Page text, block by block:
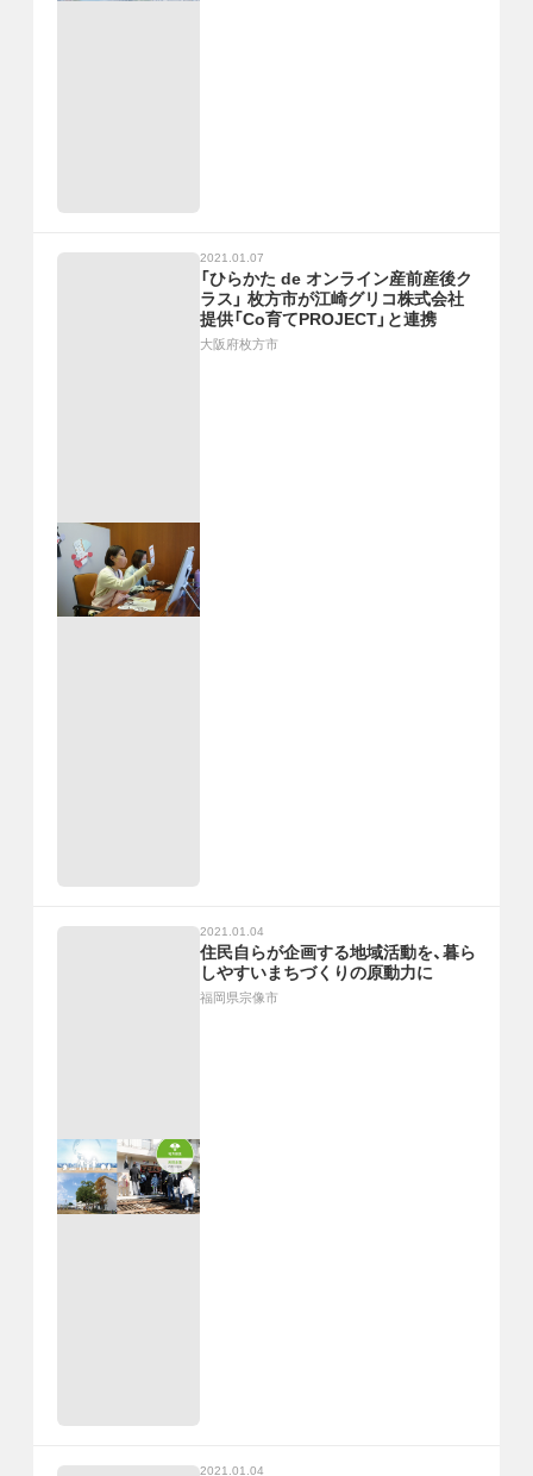
2021.01.07
「ひらかた de オンライン産前産後ク
ラス」 枚方市が江崎グリコ株式会社
提供「Co育てPROJECT」と連携
大阪府枚方市
2021.01.04
住民自らが企画する地域活動を、暮ら
しやすいまちづくりの原動力に
福岡県宗像市
2021.01.04